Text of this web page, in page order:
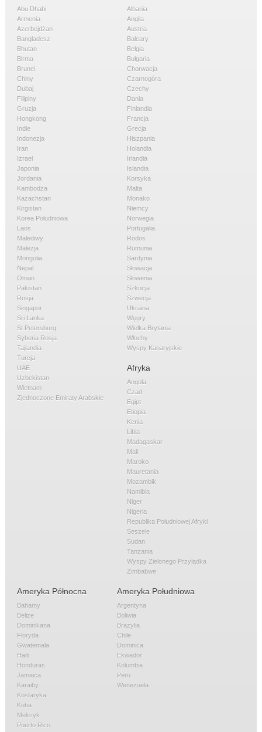
Abu Dhabi
Armenia
Azerbejdżan
Bangladesz
Bhutan
Birma
Brunei
Chiny
Dubaj
Filipiny
Gruzja
Hongkong
Indie
Indonezja
Iran
Izrael
Japonia
Jordania
Kambodża
Kazachstan
Kirgistan
Korea Południowa
Laos
Malediwy
Malezja
Mongolia
Nepal
Oman
Pakistan
Rosja
Singapur
Sri Lanka
St Petersburg
Syberia Rosja
Tajlandia
Turcja
UAE
Uzbekistan
Wietnam
Zjednoczone Emiraty Arabskie
Albania
Anglia
Austria
Baleary
Belgia
Bułgaria
Chorwacja
Czarnogóra
Czechy
Dania
Finlandia
Francja
Grecja
Hiszpania
Holandia
Irlandia
Islandia
Korsyka
Malta
Monako
Niemcy
Norwegia
Portugalia
Rodos
Rumunia
Sardynia
Słowacja
Słowenia
Szkocja
Szwecja
Ukraina
Węgry
Wielka Brytania
Włochy
Wyspy Kanaryjskie
Afryka
Angola
Czad
Egipt
Etiopia
Kenia
Libia
Madagaskar
Mali
Maroko
Mauretania
Mozambik
Namibia
Niger
Nigeria
Republika Południowej Afryki
Seszele
Sudan
Tanzania
Wyspy Zielonego Przylądka
Zimbabwe
Ameryka Północna
Bahamy
Belize
Dominikana
Floryda
Gwatemala
Haiti
Honduras
Jamaica
Karaiby
Kostaryka
Kuba
Meksyk
Puerto Rico
Ameryka Południowa
Argentyna
Boliwia
Brazylia
Chile
Dominica
Ekwador
Kolumbia
Peru
Wenezuela